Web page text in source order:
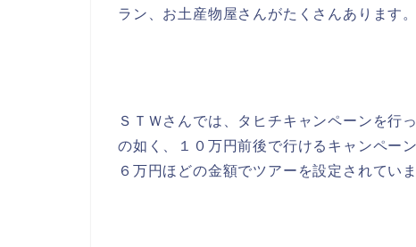
ラン、お土産物屋さんがたくさんあります。
ＳＴＷさんでは、タヒチキャンペーンを行
の如く、１０万円前後で行けるキャンペー
６万円ほどの金額でツアーを設定されていま